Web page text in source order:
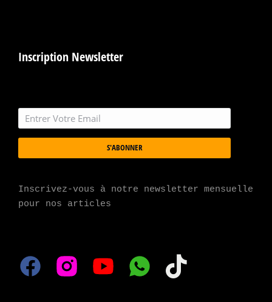
Inscription Newsletter
S'ABONNER
Inscrivez-vous à notre newsletter mensuelle
pour nos articles